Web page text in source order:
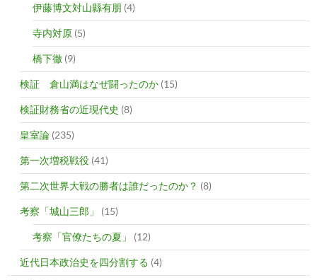
伊藤博文対山縣有朋 (4)
寺内対原 (5)
橋下徹 (9)
検証 倉山満はなぜ闘ったのか (15)
検証財務省の近現代史 (8)
皇室論 (235)
第一次増税戦役 (41)
第二次世界大戦の勝者は誰だったのか？ (8)
考察「城山三郎」 (15)
考察「官僚たちの夏」 (12)
近代日本政治史を四分割する (4)